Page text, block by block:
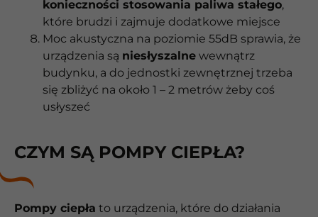
konieczności stosowania paliwa stałego,
które brudzi i zajmuje dodatkowe miejsce
Moc akustyczna na poziomie 55dB sprawia, że
urządzenia są niesłyszalne wewnątrz
budynku, a do jednostki zewnętrznej trzeba
się zbliżyć na około 1 – 2 metrów żeby coś
usłyszeć
CZYM SĄ POMPY CIEPŁA?
Pompy ciepła to urządzenia, które do działania